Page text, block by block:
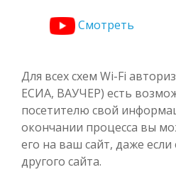
Смотреть
Для всех схем Wi-Fi
ЕСИА, ВАУЧЕР) есть
посетителю свой
окончании процесса вы
его на ваш сайт, даже
другого сайта.